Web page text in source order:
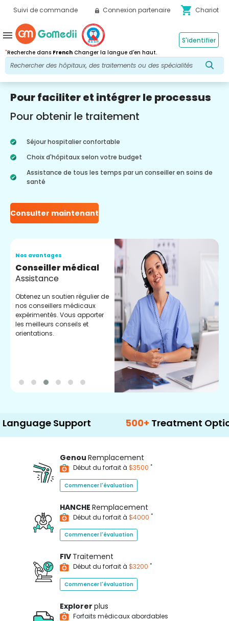
Suivi de commande Connexion partenaire shopping_cart Chariot
*Recherche dans French Changer la langue d'en haut.
S'identifier
menu
Pour faciliter et intégrer le processus
Pour obtenir le traitement
Séjour hospitalier confortable
Choix d'hôpitaux selon votre budget
Assistance de tous les temps par un conseiller en soins de
santé
Consulter maintenant
Nos avantages
Conseiller médical
Assistance
Obtenez un soutien régulier de
nos conseillers médicaux
expérimentés. Vous apporter
les meilleurs conseils et
orientations.
Support 500+ Treatment Options
Genou Remplacement
Début du forfait à $3500 *
Commencer l'évaluation
HANCHE Remplacement
Début du forfait à $4000 *
Commencer l'évaluation
FIV Traitement
Début du forfait à $3200 *
Commencer l'évaluation
Explorer plus
Forfaits médicaux abordables